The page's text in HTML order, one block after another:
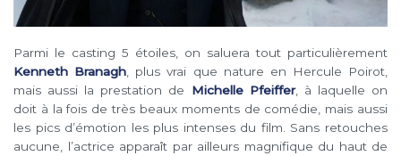
Parmi le casting 5 étoiles, on saluera tout particulièrement
Kenneth Branagh , plus vrai que nature en Hercule Poirot,
mais aussi la prestation de Michelle Pfeiffer, à laquelle on
doit à la fois de très beaux moments de comédie, mais aussi
les pics d’émotion les plus intenses du film. Sans retouches
aucune, l’actrice apparaît par ailleurs magnifique du haut de